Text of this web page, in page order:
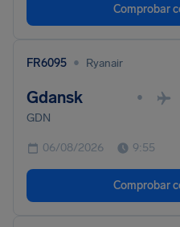
Comprobar
FR6095 • Ryanair
Gdansk •
GDN
06/08/2026 9:55
Comprobar